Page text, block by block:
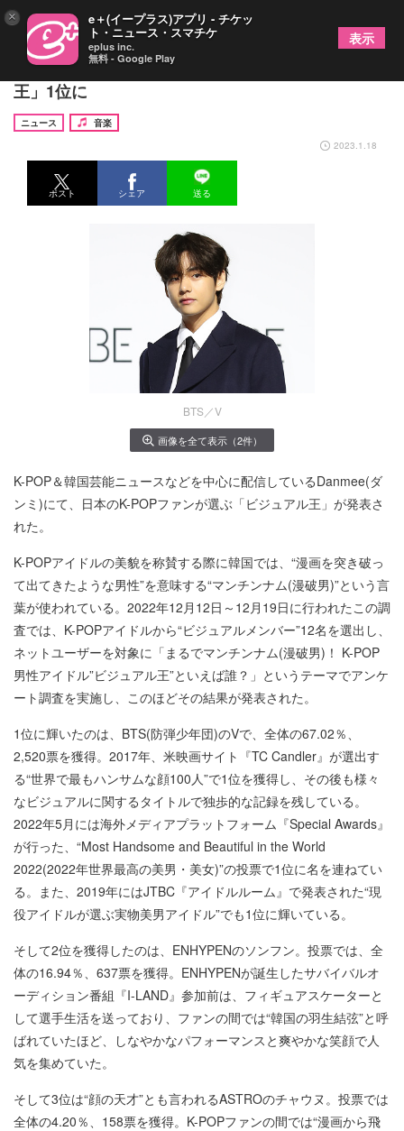
BTSのV、日本のK-POPファンが選ぶ「ビジュアル
王」1位に
ニュース
音楽
2023.1.18
ポスト シェア 送る
BTS／V
画像を全て表示（2件）
K-POP＆韓国芸能ニュースなどを中心に配信しているDanmee(ダ
ンミ)にて、日本のK-POPファンが選ぶ「ビジュアル王」が発表さ
れた。
K-POPアイドルの美貌を称賛する際に韓国では、“漫画を突き破っ
て出てきたような男性”を意味する“マンチンナム(漫破男)”という言
葉が使われている。2022年12月12日～12月19日に行われたこの調
査では、K-POPアイドルから“ビジュアルメンバー”12名を選出し、
ネットユーザーを対象に「まるでマンチンナム(漫破男)！ K-POP
男性アイドル”ビジュアル王”といえば誰？」というテーマでアンケ
ート調査を実施し、このほどその結果が発表された。
1位に輝いたのは、BTS(防弾少年団)のVで、全体の67.02％、
2,520票を獲得。2017年、米映画サイト『TC Candler』が選出す
る“世界で最もハンサムな顔100人”で1位を獲得し、その後も様々
なビジュアルに関するタイトルで独歩的な記録を残している。
2022年5月には海外メディアプラットフォーム『Special Awards』
が行った、“Most Handsome and Beautiful in the World
2022(2022年世界最高の美男・美女)”の投票で1位に名を連ねてい
る。また、2019年にはJTBC『アイドルルーム』で発表された“現
役アイドルが選ぶ実物美男アイドル”でも1位に輝いている。
そして2位を獲得したのは、ENHYPENのソンフン。投票では、全
体の16.94％、637票を獲得。ENHYPENが誕生したサバイバルオ
ーディション番組『I-LAND』参加前は、フィギュアスケーターと
して選手生活を送っており、ファンの間では“韓国の羽生結弦”と呼
ばれていたほど、しなやかなパフォーマンスと爽やかな笑顔で人
気を集めていた。
そして3位は“顔の天才”とも言われるASTROのチャウヌ。投票では
全体の4.20％、158票を獲得。K-POPファンの間では“漫画から飛
× e＋(イープラス)アプリ - チケッ
ト・ニュース・スマチケ
eplus inc.
無料 - Google Play
表示